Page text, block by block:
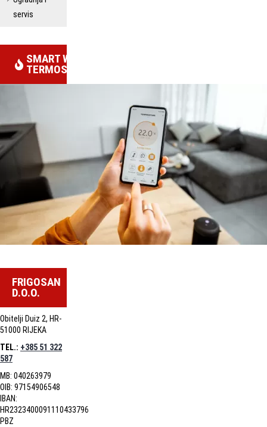
servis
SMART WIFI
TERMOSTATI
FRIGOSAN
D.O.O.
Obitelji Duiz 2, HR-
51000 RIJEKA
TEL.: +385 51 322
587
MB: 040263979
OIB: 97154906548
IBAN:
HR2323400091110433796
PBZ